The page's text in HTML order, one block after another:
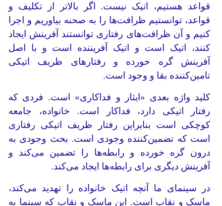
قواعد هستیم، اتیک نیست. اگر بالاتر از تکلیف و
قواعد، توانستیم ظرافت‌ها را به صحنه بیاوریم و اجرا
کنیم و آن ظرافت‌های رفتاری توانستند آفرینش ایجاد
کنند، اتیک است و اتیک آفریننده است و با اصل
آفرینش گره خورده و رفتارهای ظریف اتیکی
تامین‌کننده بقا و وجود است.
کلید واژه بعدی «ایثار و فداکاری» است. فردی که
رفتار اتیکی دارد، فداکار است. خانواده، جامعه
کوچکی است بنابراین رفتار ظریف اتیکی رفتاری
است که تضمین‌کننده وجودی است. بحث وجودی به
درون گره خورده و رابطه‌ها را تضمین می‌کند و
آفرینش دیگری برای رابطه‌ها ایجاد می‌کند.
در سینمای ما آنچه اتیک خانواده را تهدید می‌کند،
ماسک و نقاب است. این ماسک و نقاب که سینما به